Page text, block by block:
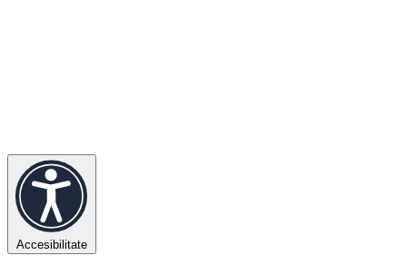
Accesibilitate